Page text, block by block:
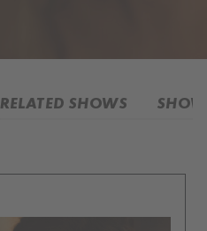
RELATED SHOWS